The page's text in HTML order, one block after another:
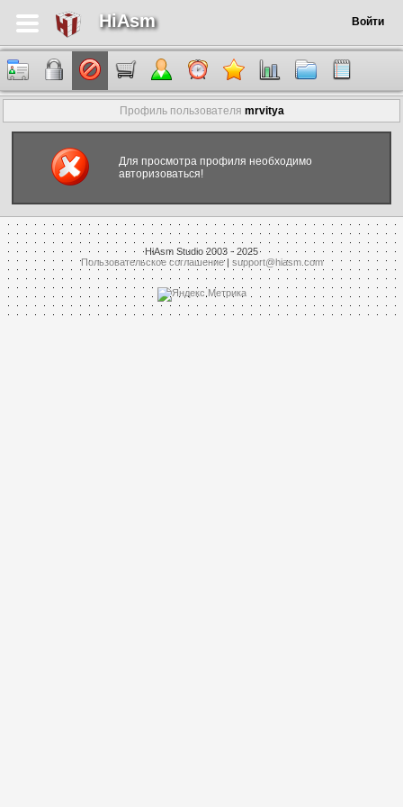
HiAsm Войти
Профиль пользователя mrvitya
Для просмотра профиля необходимо
авторизоваться!
HiAsm Studio 2003 - 2025
Пользовательское соглашение| support@hiasm.com